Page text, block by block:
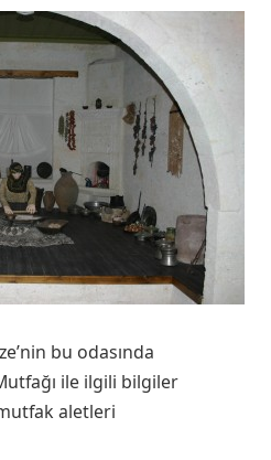
bu odasında
ile ilgili bilgiler
aletleri